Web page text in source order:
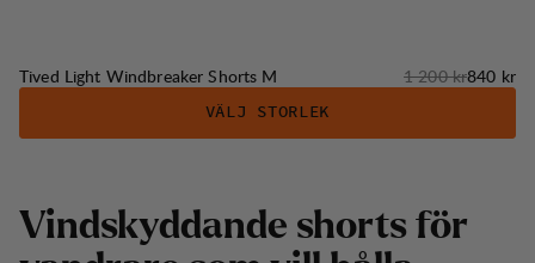
Tived Light Windbreaker Shorts M Originalpris:
1 200 krReapris
840 kr
VÄLJ STORLEK
Vindskyddande shorts för